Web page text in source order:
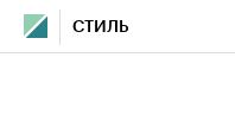
СТИЛЬ